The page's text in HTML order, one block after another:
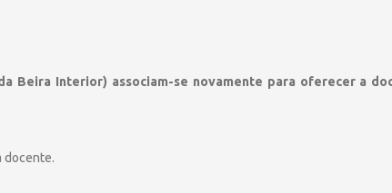
Beira Interior) associam-se novamente para oferecer a
docente.